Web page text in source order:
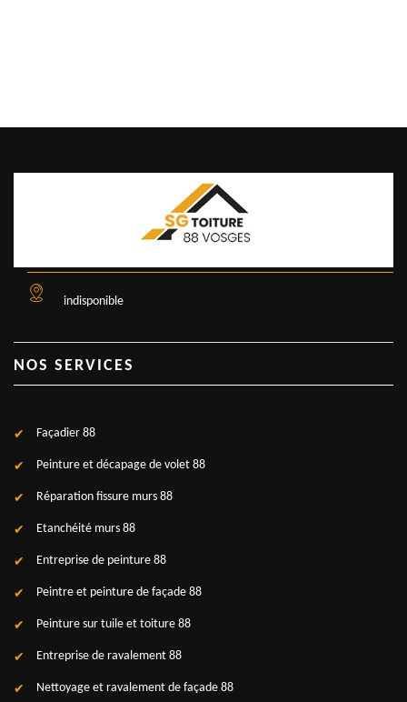
indisponible
NOS SERVICES
Façadier 88
Peinture et décapage de volet 88
Réparation fissure murs 88
Etanchéité murs 88
Entreprise de peinture 88
Peintre et peinture de façade 88
Peinture sur tuile et toiture 88
Entreprise de ravalement 88
Nettoyage et ravalement de façade 88